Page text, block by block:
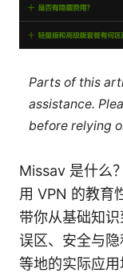
Parts of this
assistance.
before relying
Missav 是什么
用 VPN 的教育
带你从基础知
误区、安全与
等地的实际应